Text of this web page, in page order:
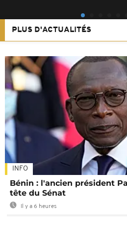
PLUS D'ACTUALITÉS
INFO
Bénin : l'ancien président
tête du Sénat
Il y a 6 heures